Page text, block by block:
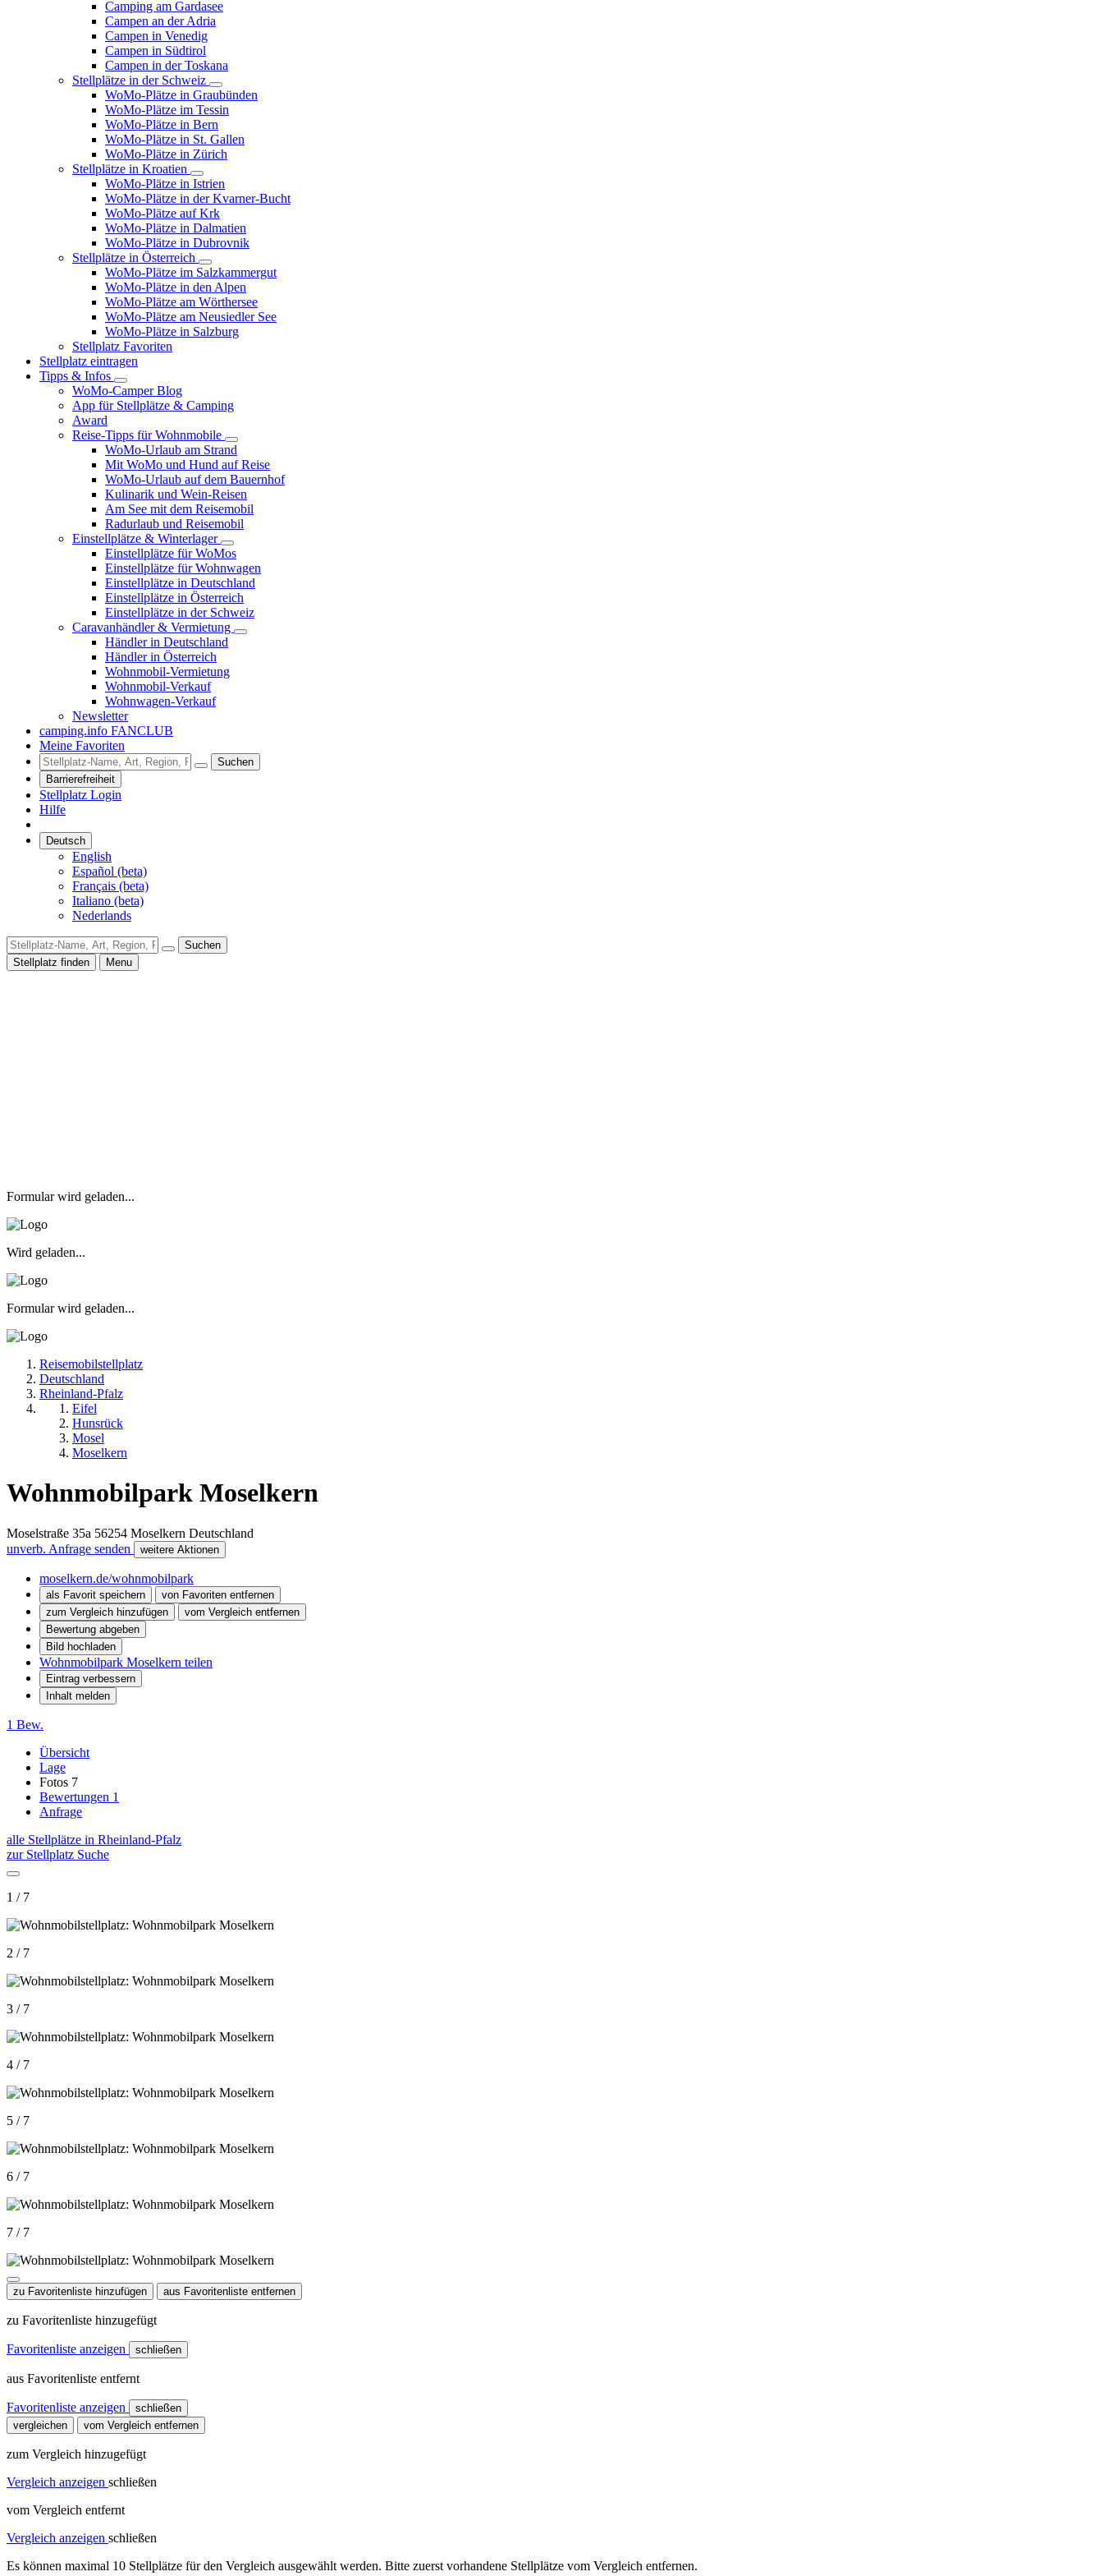
Camping am Gardasee
Campen an der Adria
Campen in Venedig
Campen in Südtirol
Campen in der Toskana
Stellplätze in der Schweiz
WoMo-Plätze in Graubünden
WoMo-Plätze im Tessin
WoMo-Plätze in Bern
WoMo-Plätze in St. Gallen
WoMo-Plätze in Zürich
Stellplätze in Kroatien
WoMo-Plätze in Istrien
WoMo-Plätze in der Kvarner-Bucht
WoMo-Plätze auf Krk
WoMo-Plätze in Dalmatien
WoMo-Plätze in Dubrovnik
Stellplätze in Österreich
WoMo-Plätze im Salzkammergut
WoMo-Plätze in den Alpen
WoMo-Plätze am Wörthersee
WoMo-Plätze am Neusiedler See
WoMo-Plätze in Salzburg
Stellplatz Favoriten
Stellplatz eintragen
Tipps & Infos
WoMo-Camper Blog
App für Stellplätze & Camping
Award
Reise-Tipps für Wohnmobile
WoMo-Urlaub am Strand
Mit WoMo und Hund auf Reise
WoMo-Urlaub auf dem Bauernhof
Kulinarik und Wein-Reisen
Am See mit dem Reisemobil
Radurlaub und Reisemobil
Einstellplätze & Winterlager
Einstellplätze für WoMos
Einstellplätze für Wohnwagen
Einstellplätze in Deutschland
Einstellplätze in Österreich
Einstellplätze in der Schweiz
Caravanhändler & Vermietung
Händler in Deutschland
Händler in Österreich
Wohnmobil-Vermietung
Wohnmobil-Verkauf
Wohnwagen-Verkauf
Newsletter
camping.info FANCLUB
Meine Favoriten
Suchen
Barrierefreiheit
Stellplatz Login
Hilfe
Deutsch
English
Español (beta)
Français (beta)
Italiano (beta)
Nederlands
Suchen
Stellplatz finden
Menu
Formular wird geladen...
Wird geladen...
Formular wird geladen...
Reisemobilstellplatz
Deutschland
Rheinland-Pfalz
Eifel
Hunsrück
Mosel
Moselkern
Wohnmobilpark Moselkern
Moselstraße 35a 56254 Moselkern Deutschland
unverb. Anfrage senden
weitere Aktionen
moselkern.de/wohnmobilpark
als Favorit speichern
von Favoriten entfernen
zum Vergleich hinzufügen
vom Vergleich entfernen
Bewertung abgeben
Bild hochladen
Wohnmobilpark Moselkern teilen
Eintrag verbessern
Inhalt melden
1 Bew.
Übersicht
Lage
Fotos 7
Bewertungen 1
Anfrage
alle Stellplätze in Rheinland-Pfalz
zur Stellplatz Suche
1 / 7
2 / 7
3 / 7
4 / 7
5 / 7
6 / 7
7 / 7
zu Favoritenliste hinzufügen aus Favoritenliste entfernen
zu Favoritenliste hinzugefügt
Favoritenliste anzeigen schließen
aus Favoritenliste entfernt
Favoritenliste anzeigen
schließen
vergleichen
vom Vergleich entfernen
zum Vergleich hinzugefügt
Vergleich anzeigen schließen
vom Vergleich entfernt
Vergleich anzeigen schließen
Es können maximal 10 Stellplätze für den Vergleich ausgewählt werden. Bitte zuerst vorhandene Stellplätze vom Vergleich entfernen.